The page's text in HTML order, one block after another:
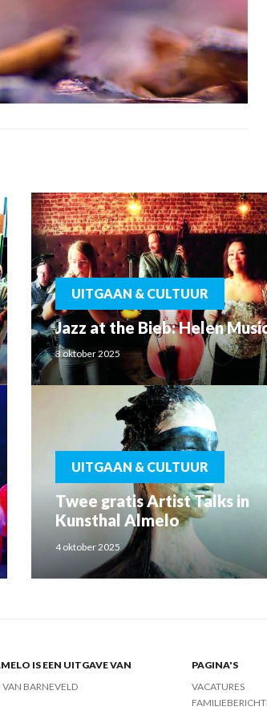
UITGAAN & CULTUUR
Jazz at the Bieb: Helen
3 oktober 2025
UITGAAN & CULTUUR
Twee gratis Artist Talks in
Kunsthal Almelo
4 oktober 2025
IS EEN UITGAVE VAN
VAN BARNEVELD
PAGINA'S
VACATURES